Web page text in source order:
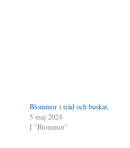
Blommor i träd och buskar,
5 maj 2024
I ”Blommor”